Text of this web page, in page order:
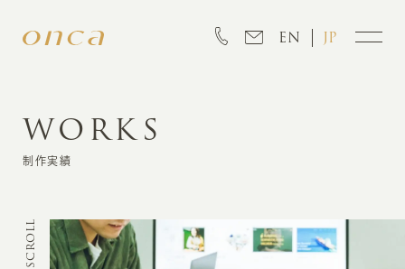
EN JP
INFORMATION
CREATION
WORKS
制作実績
SCROLL